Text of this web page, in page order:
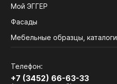
Мой ЭГГЕР
Фасады
Мебельные образцы, каталоги
Телефон:
+7 (3452) 66-63-33